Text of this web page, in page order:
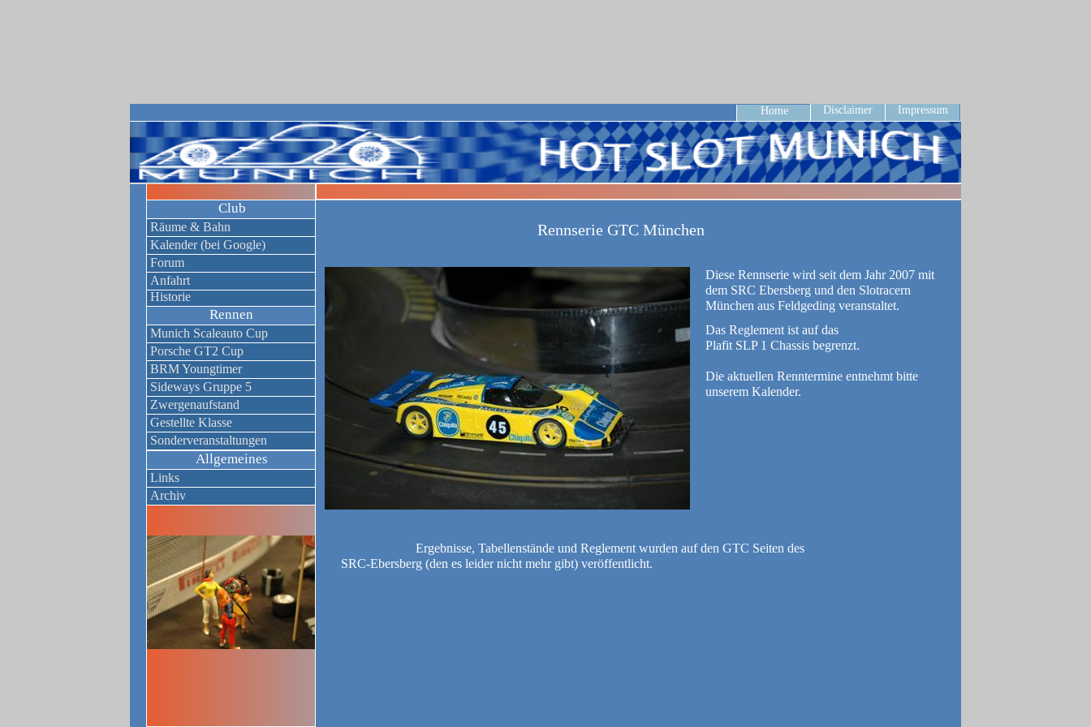
Rennen
Porsche GT2 Cup
Gestellte Klasse
Munich Scaleauto Cup
Kalender (bei Google)
Club
Räume & Bahn
Historie
Allgemeines
Anfahrt
Forum
Links
BRM Youngtimer
Sideways Gruppe 5
Archiv
Zwergenaufstand
Sonderveranstaltungen
Home Impressum
Disclaimer
Rennserie GTC München
Ergebnisse, Tabellenstände und Reglement wurden auf den GTC Seiten des
SRC-Ebersberg (den es leider nicht mehr gibt) veröffentlicht.
Diese Rennserie wird seit dem Jahr 2007 mit
dem SRC Ebersberg und den Slotracern
München aus Feldgeding veranstaltet.
Das Reglement ist auf das
Plafit SLP 1 Chassis begrenzt.
Die aktuellen Renntermine entnehmt bitte
unserem Kalender.